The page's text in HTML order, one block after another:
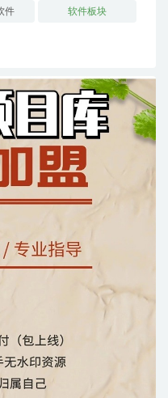
件 软件板块